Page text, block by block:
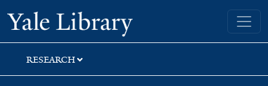
Skip
to
search
Skip
to
main
content
Skip
to
first
result
Yale University Library
RESEARCH